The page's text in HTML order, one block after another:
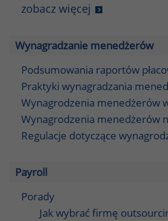
zobacz więcej
Wynagradzanie menedżerów
Podsumowania raportów
Praktyki wynagradzania
Wynagrodzenia menedżerów
Wynagrodzenia menedżerów
Regulacje dotyczące
Payroll
Porady
Jak wybrać firmę